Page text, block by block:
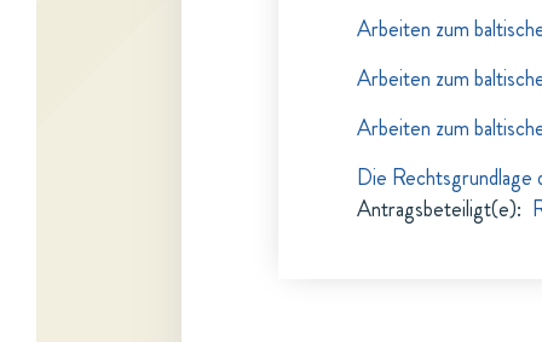
Arbeiten zum
Arbeiten zum
Arbeiten zum
Die Rechtsgrundlage
Antragsbeteiligt(e):